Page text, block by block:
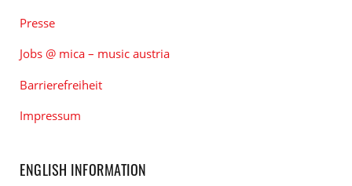
Presse
Jobs @ mica – music austria
Barrierefreiheit
Impressum
ENGLISH INFORMATION